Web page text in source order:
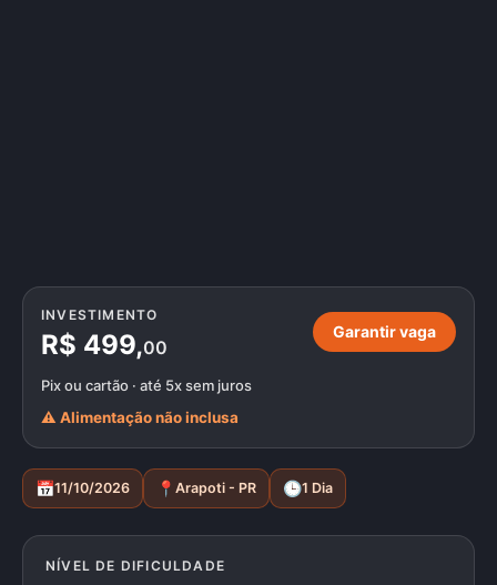
INVESTIMENTO
R$ 499,00
Garantir vaga
Pix ou cartão · até 5x sem juros
⚠️ Alimentação não inclusa
📅11/10/2026 📍 Arapoti - PR 🕒1 Dia
NÍVEL DE DIFICULDADE